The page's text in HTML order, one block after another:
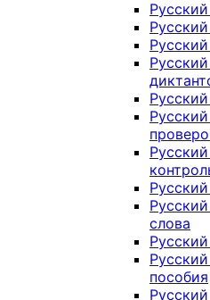
слова
пособия